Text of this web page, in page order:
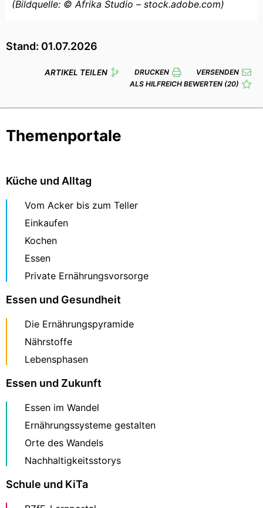
(Bildquelle: © Afrika Studio – stock.adobe.com)
Stand: 01.07.2026
ARTIKEL TEILEN DRUCKEN
VERSENDEN
ALS HILFREICH BEWERTEN (20)
Themenportale
Küche und Alltag
Vom Acker bis zum Teller
Einkaufen
Kochen
Essen
Private Ernährungsvorsorge
Essen und Gesundheit
Die Ernährungspyramide
Nährstoffe
Lebensphasen
Essen und Zukunft
Essen im Wandel
Ernährungssysteme gestalten
Orte des Wandels
Nachhaltigkeitsstorys
Schule und KiTa